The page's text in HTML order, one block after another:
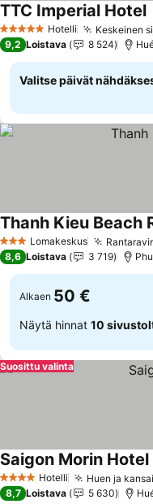
5 Tähtiluokitus
Hotelli Keskeinen
TTC Imperial Hotel
9,2 Loistava 8 524
Valitse päivät
3 Tähtiluokitus
Lomakeskus
Thanh Kieu Beach
8,6 Loistava 3 719
Alkaen 50 €
Näytä hinnat 10
Suosittu valinta
4 Tähtiluokitus
Hotelli Huen ja
Saigon Morin Hotel
8,7 Loistava 5 630